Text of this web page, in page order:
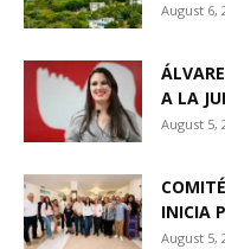
August 6,
A LA
August 5,
INICIA
August 5,